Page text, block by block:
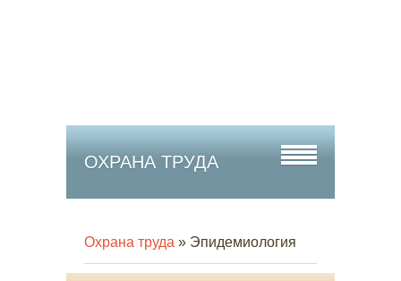
ОХРАНА ТРУДА
Охрана труда » Эпидемиология